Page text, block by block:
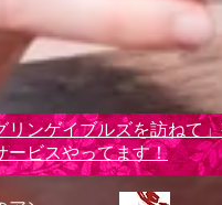
ンゲイブルズを訪ねて
ービスやってます！